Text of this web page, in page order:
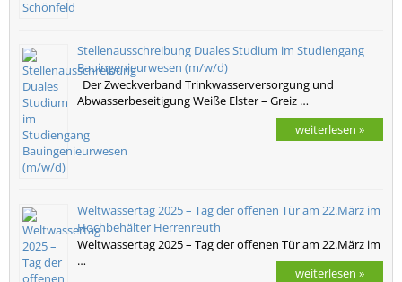
Stellenausschreibung Duales Studium im Studiengang
Bauingenieurwesen (m/w/d)
Der Zweckverband Trinkwasserversorgung und
Abwasserbeseitigung Weiße Elster – Greiz …
weiterlesen »
Weltwassertag 2025 – Tag der offenen Tür am 22.März im
Hochbehälter Herrenreuth
Weltwassertag 2025 – Tag der offenen Tür am 22.März im
…
weiterlesen »